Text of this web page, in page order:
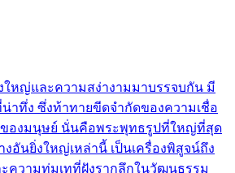
ใหญ่และความสง่างามมาบรรจบกัน มี
าทึ่ง ซึ่งท้าทายขีดจำกัดของความเชื่อ
ของมนุษย์ นั่นคือพระพุทธรูปที่ใหญ่ที่สุด
งอันยิ่งใหญ่เหล่านี้ เป็นเครื่องพิสูจน์ถึง
ความทุ่มเทที่ฝังรากลึกในวัฒนธรรม